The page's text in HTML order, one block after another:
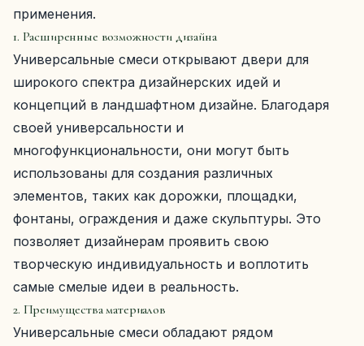
применения.
1. Расширенные возможности дизайна
Универсальные смеси открывают двери для
широкого спектра дизайнерских идей и
концепций в ландшафтном дизайне. Благодаря
своей универсальности и
многофункциональности, они могут быть
использованы для создания различных
элементов, таких как дорожки, площадки,
фонтаны, ограждения и даже скульптуры. Это
позволяет дизайнерам проявить свою
творческую индивидуальность и воплотить
самые смелые идеи в реальность.
2. Преимущества материалов
Универсальные смеси обладают рядом